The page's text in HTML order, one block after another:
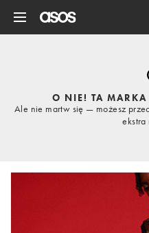
O NIE! TA MARKA
Ale nie martw się — możesz
ekstra